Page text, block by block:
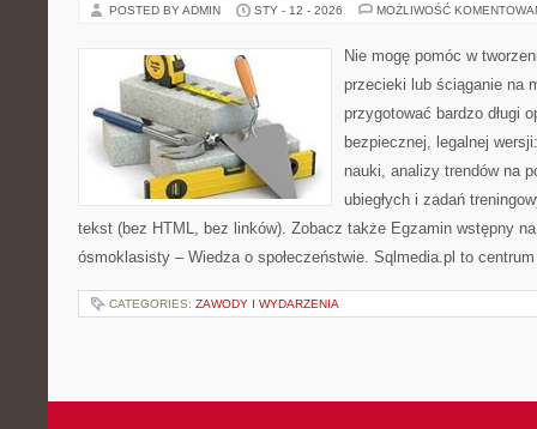
POSTED BY ADMIN STY - 12 - 2026 MOŻLIWOŚĆ
Nie mogę pomóc w
przecieki lub ściąganie na
przygotować bardzo długi
bezpiecznej, legalnej
nauki, analizy trendów na
ubiegłych i zadań
tekst (bez HTML, bez linków). Zobacz także Egzamin wstępny
ósmoklasisty – Wiedza o społeczeństwie. Sqlmedia.pl to
CATEGORIES: ZAWODY I WYDARZENIA